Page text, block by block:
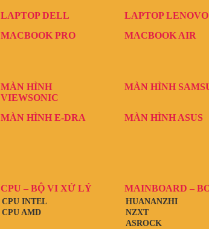
LAPTOP DELL LAPTOP LENOVO
MACBOOK PRO MACBOOK AIR
MÀN HÌNH
VIEWSONIC
MÀN HÌNH
MÀN HÌNH E-DRA MÀN HÌNH ASUS
CPU – BỘ VI XỬ LÝ
CPU AMD
CPU INTEL
MAINBOARD –
ASROCK
NZXT
HUANANZHI